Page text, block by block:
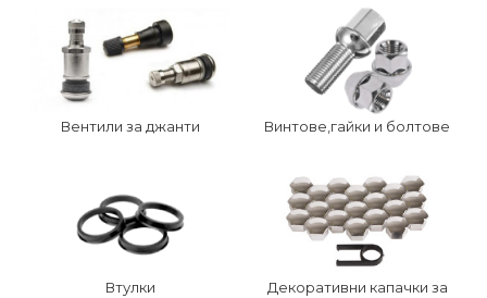
Вентили за джанти Винтове,гайки и болтове
Втулки
Декоративни капачки за